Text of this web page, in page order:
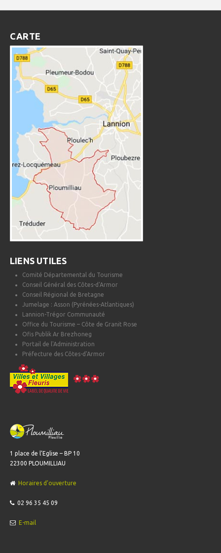
CARTE
LIENS UTILES
Comité Départemental du Tourisme
Conseil Général des Côtes-d'Armor
Conseil Régional de Bretagne
Jumelage : Asson (Pyrénées-Atlantiques)
Lannion-Trégor Communauté
Office du Tourisme – Côte de Granit Rose
Ofis Publik Ar Brezhoneg
Portail de l'Administration
Préfecture des Côtes-d'Armor
1 place de l’Eglise – BP 10
22300 PLOUMILLIAU
Horaires d’ouverture
02 96 35 45 09
E-mail